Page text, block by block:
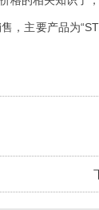
主要产品为